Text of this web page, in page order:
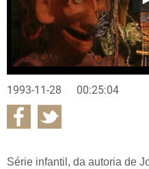
1993-11-28 00:25:04
Série infantil, da autoria de